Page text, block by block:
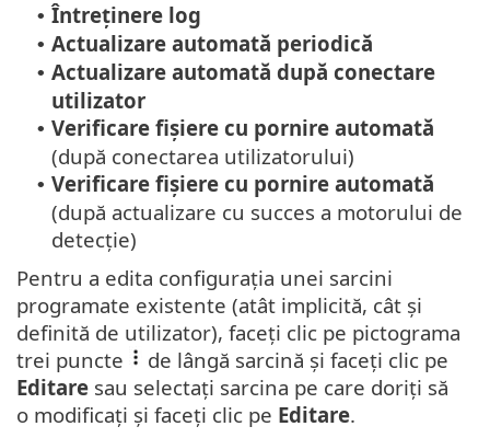
• Întreținere log
• Actualizare automată periodică
• Actualizare automată după conectare
utilizator
• Verificare fișiere cu pornire automată
(după conectarea utilizatorului)
• Verificare fișiere cu pornire automată
(după actualizare cu succes a motorului de
detecție)
Pentru a edita configurația unei sarcini
programate existente (atât implicită, cât și
definită de utilizator), faceți clic pe pictograma
trei puncte
de lângă sarcină și faceți clic pe
Editare sau selectați sarcina pe care doriți să
o modificați și faceți clic pe Editare.